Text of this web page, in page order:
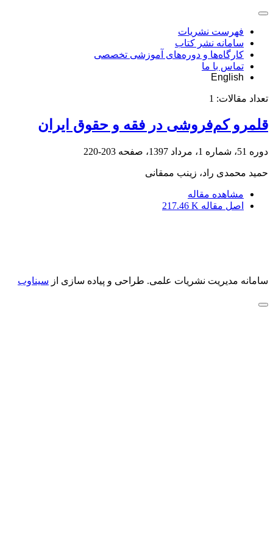
فهرست نشریات
سامانه نشر کتاب
کارگاه‌ها و دوره‌های آموزشی تخصصی
تماس با ما
English
تعداد مقالات: 1
قلمرو کم‌فروشی در فقه و حقوق ایران
دوره 51، شماره 1، مرداد 1397، صفحه 203-220
حمید محمدی راد، زینب ممقانی
مشاهده مقاله
اصل مقاله 217.46 K
سامانه مدیریت نشریات علمی. طراحی و پیاده سازی از سیناوب